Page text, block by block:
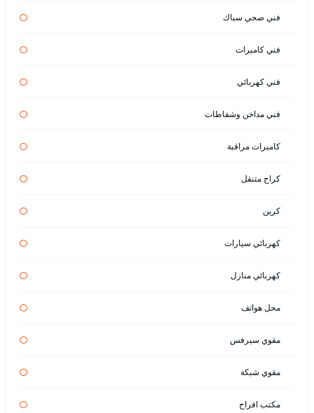
فني صحي سباك
فني كاميرات
فني كهربائي
فني مداخن وشفاطات
كاميرات مراقبة
كراج متنقل
كرين
كهربائي سيارات
كهربائي منازل
محل هواتف
مقوي سيرفس
مقوي شبكة
مكتب افراح